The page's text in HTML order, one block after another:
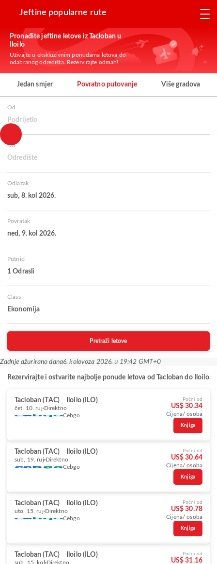
Jeftine popularne rute
Pronađite jeftine letove iz Tacloban u
Iloilo
Uživajte u ekskluzivnim ponudama letova do
odabranog odredišta. Rezervirajte odmah!
Jedan smjer Povratno putovanje Više gradova
Od
Podrijetlo
Do
Odredište
Odlazak
sub, 8. kol 2026.
Povratak
ned, 9. kol 2026.
Putnici
1 Odrasli
Class
Ekonomija
Pretraži letove
Zadnje ažurirano dana6. kolovoza 2026. u 19:42 GMT+0
Rezervirajte i ostvarite najbolje ponude letova od Tacloban do Iloilo
Tacloban (TAC) Iloilo (ILO)
čet, 10. ruj Direktno
Cebgo
Počni od
US$ 30.34
Cijena/ osoba
Knjiga
Tacloban (TAC) Iloilo (ILO)
sub, 19. ruj Direktno
Cebgo
Počni od
US$ 30.64
Cijena/ osoba
Knjiga
Tacloban (TAC) Iloilo (ILO)
uto, 15. ruj Direktno
Cebgo
Počni od
US$ 30.78
Cijena/ osoba
Knjiga
Tacloban (TAC) Iloilo (ILO)
sub, 15. kol Direktno
Počni od
US$ 31.16